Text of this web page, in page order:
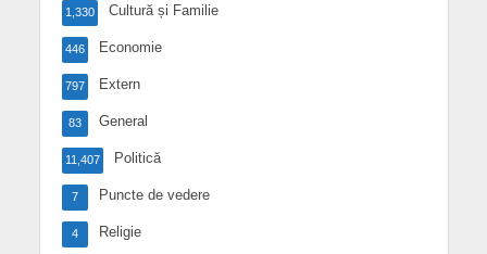
Cultură și Familie
1,330
Economie
446
Extern
797
General
83
Politică
11,407
Puncte de vedere
7
Religie
4